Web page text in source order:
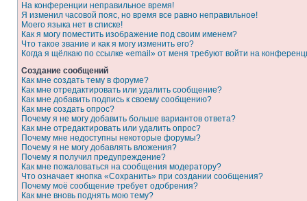
На конференции неправильное время!
Я изменил часовой пояс, но время все равно неправильное!
Моего языка нет в списке!
Как я могу поместить изображение под своим именем?
Что такое звание и как я могу изменить его?
Когда я щёлкаю по ссылке «email» от меня требуют войти на
Создание сообщений
Как мне создать тему в форуме?
Как мне отредактировать или удалить сообщение?
Как мне добавить подпись к своему сообщению?
Как мне создать опрос?
Почему я не могу добавить больше вариантов ответа?
Как мне отредактировать или удалить опрос?
Почему мне недоступны некоторые форумы?
Почему я не могу добавлять вложения?
Почему я получил предупреждение?
Как мне пожаловаться на сообщения модератору?
Что означает кнопка «Сохранить» при создании сообщения?
Почему моё сообщение требует одобрения?
Как мне вновь поднять мою тему?